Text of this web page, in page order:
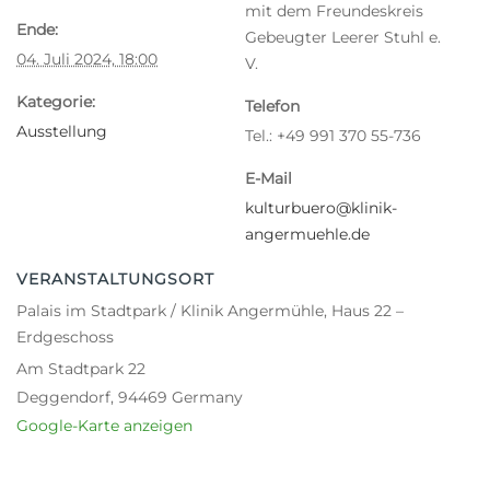
Ende:
04. Juli 2024, 18:00
Kategorie:
Ausstellung
VERANSTALTUNGSORT
Palais im Stadtpark / Klinik Angermühle, Haus 22 –
Erdgeschoss
Am Stadtpark 22
Deggendorf, 94469 Germany
Google-Karte anzeigen
mit dem Freundeskreis
Gebeugter Leerer Stuhl e.
V.
Telefon
Tel.: +49 991 370 55-736
E-Mail
kulturbuero@klinik-
angermuehle.de